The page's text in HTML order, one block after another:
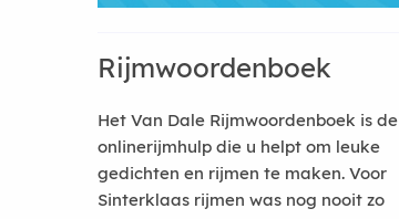
Rijmwoordenboek
Het Van Dale Rijmwoordenboek is de
onlinerijmhulp die u helpt om leuke
gedichten en rijmen te maken. Voor
Sinterklaas rijmen was nog nooit zo